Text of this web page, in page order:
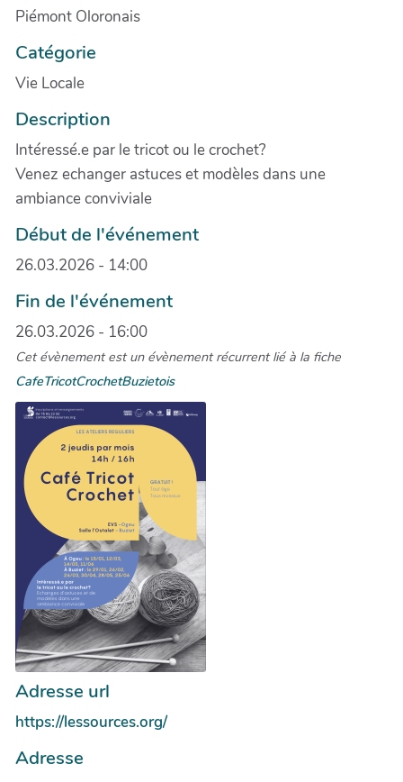
Piémont Oloronais
Catégorie
Vie Locale
Description
Intéressé.e par le tricot ou le crochet?
Venez echanger astuces et modèles dans une
ambiance conviviale
Début de l'événement
26.03.2026 - 14:00
Fin de l'événement
26.03.2026 - 16:00
Cet évènement est un évènement récurrent lié à la fiche
CafeTricotCrochetBuzietois
Adresse url
https://lessources.org/
Adresse